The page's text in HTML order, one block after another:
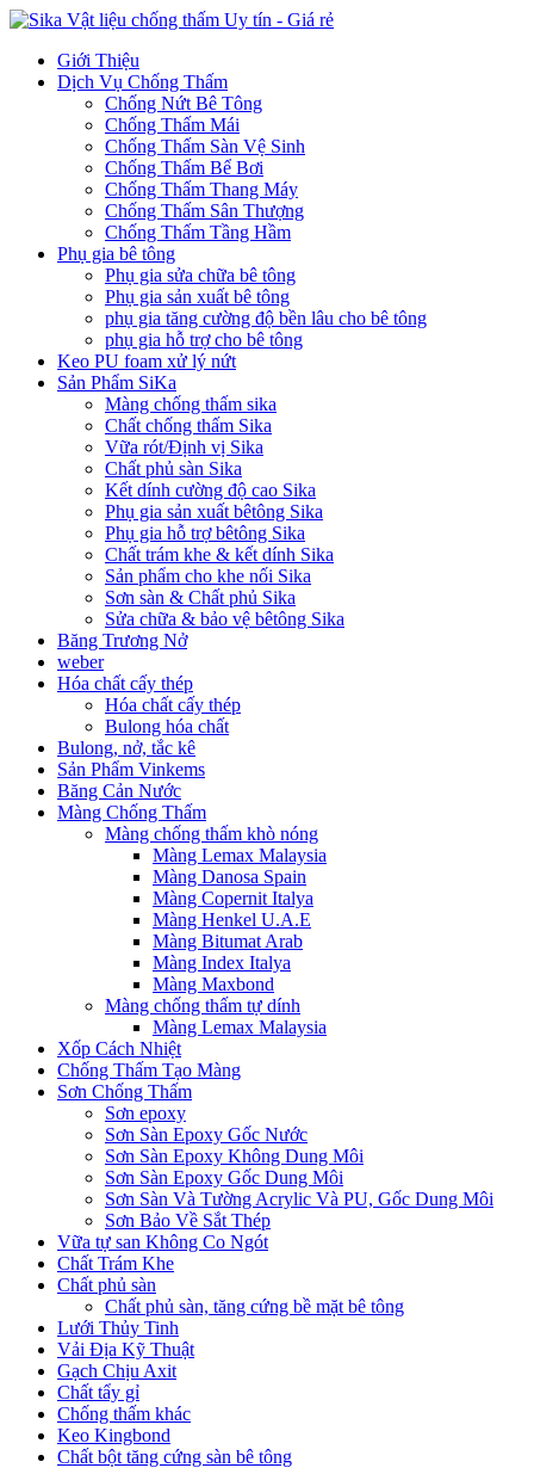
Giới Thiệu
Dịch Vụ Chống Thấm
Chống Nứt Bê Tông
Chống Thấm Mái
Chống Thấm Sàn Vệ Sinh
Chống Thấm Bể Bơi
Chống Thấm Thang Máy
Chống Thấm Sân Thượng
Chống Thấm Tầng Hầm
Phụ gia bê tông
Phụ gia sửa chữa bê tông
Phụ gia sản xuất bê tông
phụ gia tăng cường độ bền lâu cho bê tông
phụ gia hỗ trợ cho bê tông
Keo PU foam xử lý nứt
Sản Phẩm SiKa
Màng chống thấm sika
Chất chống thấm Sika
Vữa rót/Định vị Sika
Chất phủ sàn Sika
Kết dính cường độ cao Sika
Phụ gia sản xuất bêtông Sika
Phụ gia hỗ trợ bêtông Sika
Chất trám khe & kết dính Sika
Sản phẩm cho khe nối Sika
Sơn sàn & Chất phủ Sika
Sửa chữa & bảo vệ bêtông Sika
Băng Trương Nở
weber
Hóa chất cấy thép
Hóa chất cấy thép
Bulong hóa chất
Bulong, nở, tắc kê
Sản Phẩm Vinkems
Băng Cản Nước
Màng Chống Thấm
Màng chống thấm khò nóng
Màng Lemax Malaysia
Màng Danosa Spain
Màng Copernit Italya
Màng Henkel U.A.E
Màng Bitumat Arab
Màng Index Italya
Màng Maxbond
Màng chống thấm tự dính
Màng Lemax Malaysia
Xốp Cách Nhiệt
Chống Thấm Tạo Màng
Sơn Chống Thấm
Sơn epoxy
Sơn Sàn Epoxy Gốc Nước
Sơn Sàn Epoxy Không Dung Môi
Sơn Sàn Epoxy Gốc Dung Môi
Sơn Sàn Và Tường Acrylic Và PU, Gốc Dung Môi
Sơn Bảo Về Sắt Thép
Vữa tự san Không Co Ngót
Chất Trám Khe
Chất phủ sàn
Chất phủ sàn, tăng cứng bề mặt bê tông
Lưới Thủy Tinh
Vải Địa Kỹ Thuật
Gạch Chịu Axit
Chất tẩy gỉ
Chống thấm khác
Keo Kingbond
Chất bột tăng cứng sàn bê tông